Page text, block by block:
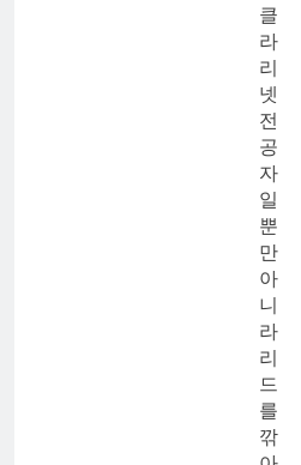
클
라
리
넷
전
공
자
일
뿐
만
아
니
라
리
드
를
깎